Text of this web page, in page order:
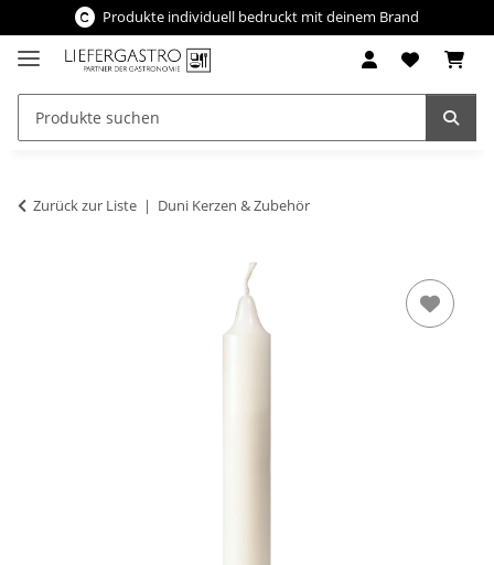
Produkte individuell bedruckt mit deinem Brand
Zurück zur Liste Duni Kerzen & Zubehör